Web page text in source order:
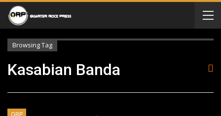
Browsing Tag
Kasabian Banda
QRP